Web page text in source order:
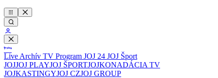
Live Archív TV Program JOJ 24 JOJ Šport
JOJJOJ PLAYJOJ ŠPORTJOJKONADÁCIA TV
JOJKASTINGYJOJ CZJOJ GROUP